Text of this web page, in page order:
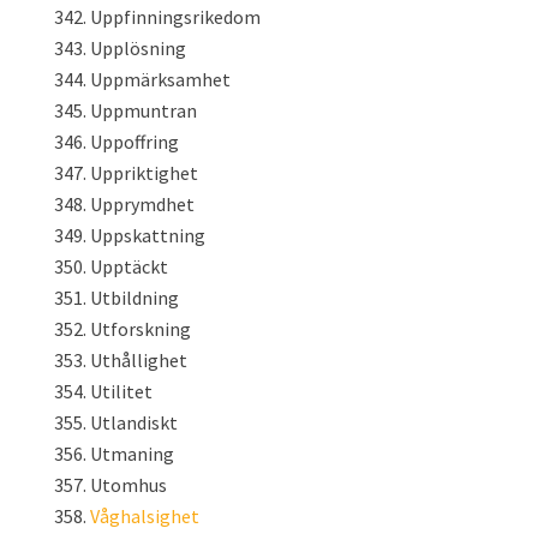
Uppfinningsrikedom
Upplösning
Uppmärksamhet
Uppmuntran
Uppoffring
Uppriktighet
Upprymdhet
Uppskattning
Upptäckt
Utbildning
Utforskning
Uthållighet
Utilitet
Utlandiskt
Utmaning
Utomhus
Våghalsighet